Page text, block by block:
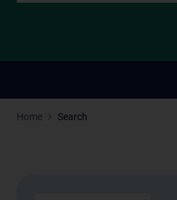
Home Search